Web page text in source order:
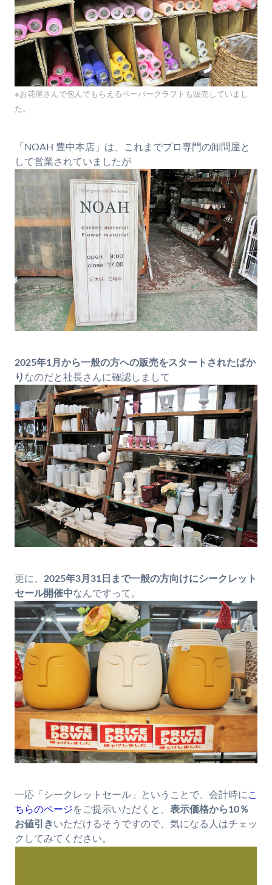
※お花屋さんで包んでもらえるペーパークラフトも販売していまし
た。
「NOAH 豊中本店」は、これまでプロ専門の卸問屋と
して営業されていましたが
2025年1月から一般の方への販売をスタートされたばか
り なのだと社長さんに確認しまして
更に、 2025年3月31日まで一般の方向けにシークレット
セール開催中なんですって。
一応「シークレットセール」ということで、会計時に こ
ちらのページをご提示いただくと、 表示価格から10％
お値引きいただけるそうですので、気になる人はチェッ
クしてみてください。